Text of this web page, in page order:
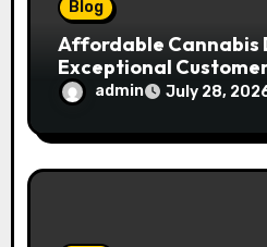
Blog
Affordable Cannabis
Exceptional
admin July 28,